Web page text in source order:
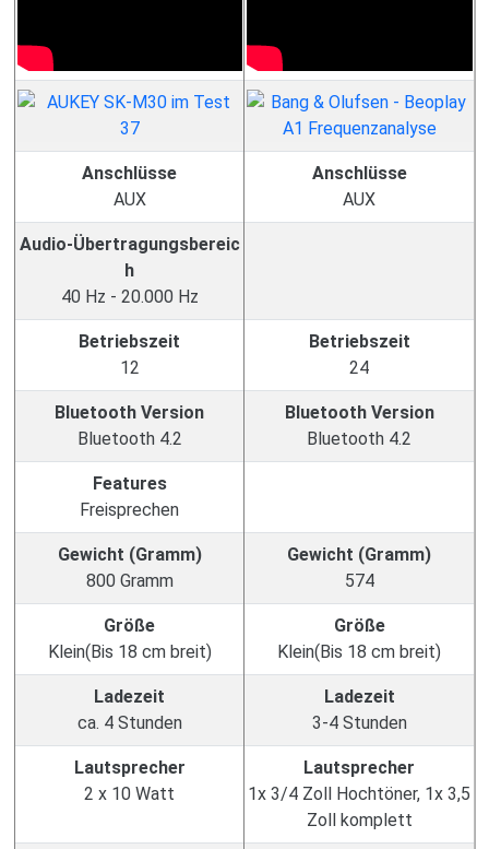
Anschlüsse
AUX
Anschlüsse
AUX
Audio-Übertragungsbereic
h
40 Hz - 20.000 Hz
Betriebszeit
12
Betriebszeit
24
Bluetooth Version
Bluetooth 4.2
Bluetooth Version
Bluetooth 4.2
Features
Freisprechen
Gewicht (Gramm)
800 Gramm
Gewicht (Gramm)
574
Größe
Klein(Bis 18 cm breit)
Größe
Klein(Bis 18 cm breit)
Ladezeit
ca. 4 Stunden
Ladezeit
3-4 Stunden
Lautsprecher
2 x 10 Watt
Lautsprecher
1x 3/4 Zoll Hochtöner, 1x 3,5
Zoll komplett